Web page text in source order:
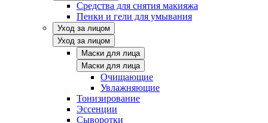
Средства для снятия макияжа
Пенки и гели для умывания
Уход за лицом
Уход за лицом
Маски для лица
Маски для лица
Очищающие
Увлажняющие
Тонизирование
Эссенции
Сыворотки